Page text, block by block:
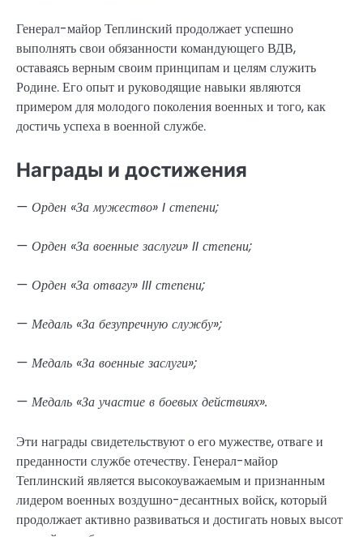
Генерал-майор Теплинский продолжает успешно
выполнять свои обязанности командующего ВДВ,
оставаясь верным своим принципам и целям служить
Родине. Его опыт и руководящие навыки являются
примером для молодого поколения военных и того, как
достичь успеха в военной службе.
Награды и достижения
— Орден «За мужество» I степени;
— Орден «За военные заслуги» II степени;
— Орден «За отвагу» III степени;
— Медаль «За безупречную службу»;
— Медаль «За военные заслуги»;
— Медаль «За участие в боевых действиях».
Эти награды свидетельствуют о его мужестве, отваге и
преданности службе отечеству. Генерал-майор
Теплинский является высокоуважаемым и признанным
лидером военных воздушно-десантных войск, который
продолжает активно развиваться и достигать новых высот